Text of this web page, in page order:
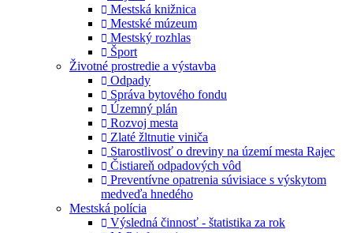
Mestská knižnica
Mestské múzeum
Mestský rozhlas
Šport
Životné prostredie a výstavba
Odpady
Správa bytového fondu
Územný plán
Rozvoj mesta
Zlaté žltnutie viniča
Starostlivosť o dreviny na území mesta Rajec
Čistiareň odpadových vôd
Preventívne opatrenia súvisiace s výskytom
medveďa hnedého
Mestská polícia
Výsledná činnosť - štatistika za rok